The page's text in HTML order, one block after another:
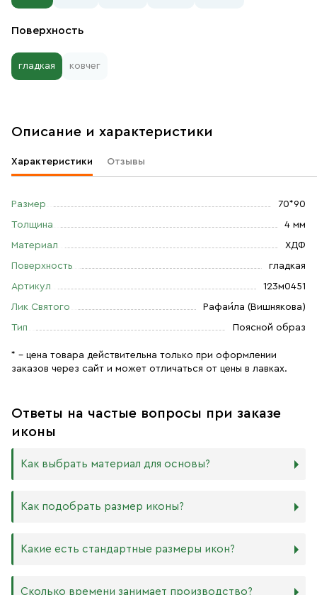
Поверхность
гладкая ковчег
Описание и характеристики
Характеристики Отзывы
Размер 70*90
Толщина 4 мм
Материал ХДФ
Поверхность гладкая
Артикул 123м0451
Лик Святого Рафаи́ла (Вишнякова)
Тип Поясной образ
* – цена товара действительна только при оформлении
заказов через сайт и может отличаться от цены в лавках.
Ответы на частые вопросы при заказе
иконы
Как выбрать материал для основы?
Мы изготавливаем иконы на трёх разных видах досок:
МДФ. Ламинированная древесно-стружечная плита —
Как подобрать размер иконы?
Никаких строгих правил по тому, какого размера
иконостас, можно ориентироваться на него.
Какие есть стандартные размеры икон?
Сколько времени занимает производство?